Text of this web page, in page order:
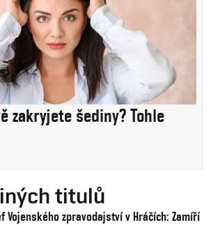
zakryjete šediny? Tohle
titulů
Vojenského zpravodajství v Hráčích: Zamíří